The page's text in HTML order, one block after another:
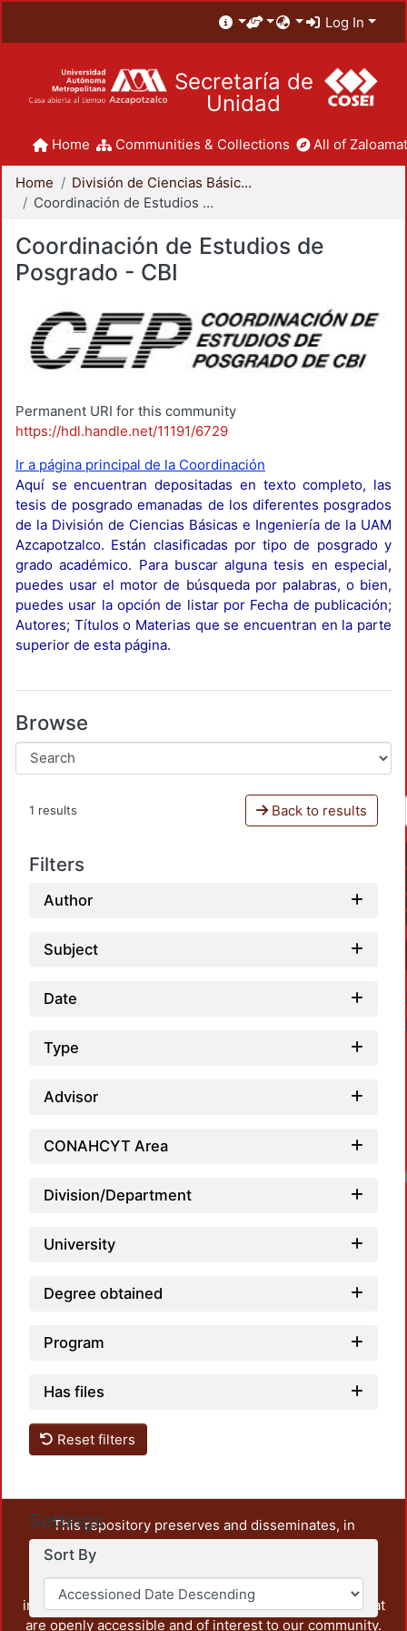
Log In
Secretaría de
Unidad
Home Communities & Collections All of
Home
División de Ciencias Básicas e Ingeniería
Coordinación de Estudios de Posgrado - CBI
Coordinación de Estudios de
Posgrado - CBI
Permanent URI for this community
https://hdl.handle.net/11191/6729
Ir a página principal de la Coordinación
Aquí se encuentran depositadas en texto completo, las
tesis de posgrado emanadas de los diferentes posgrados
de la División de Ciencias Básicas e Ingeniería de la UAM
Azcapotzalco. Están clasificadas por tipo de posgrado y
grado académico. Para buscar alguna tesis en especial,
puedes usar el motor de búsqueda por palabras, o bien,
puedes usar la opción de listar por Fecha de publicación;
Autores; Títulos o Materias que se encuentran en la parte
superior de esta página.
Browse
1 results Back to results
Filters
Author
Subject
Date
Type
Advisor
CONAHCYT Area
Division/Department
University
Degree obtained
Program
Has files
Reset filters
Settings
Sort By
This repository preserves and disseminates, in
unrestricted open access, the teaching and research
output of UAM Azcapotzalco. It also includes some
administrative and graphic documents from the
institution, as well as content from other institutions that
are openly accessible and of interest to our community.